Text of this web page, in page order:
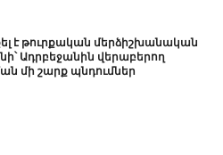
է թուրքական մերձիշխանական
Ադրբեջանին վերաբերող
մի շարք պնդումներ